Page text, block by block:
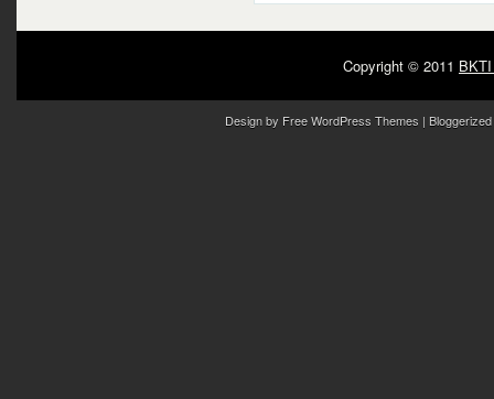
Copyright © 2011
Design by Free WordPress Themes |